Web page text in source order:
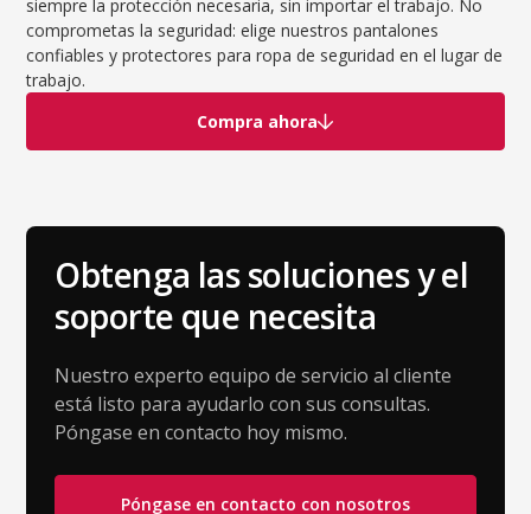
siempre la protección necesaria, sin importar el trabajo. No
comprometas la seguridad: elige nuestros pantalones
confiables y protectores para ropa de seguridad en el lugar de
trabajo.
Compra ahora
Obtenga las soluciones y el
soporte que necesita
Nuestro experto equipo de servicio al cliente
está listo para ayudarlo con sus consultas.
Póngase en contacto hoy mismo.
Póngase en contacto con nosotros